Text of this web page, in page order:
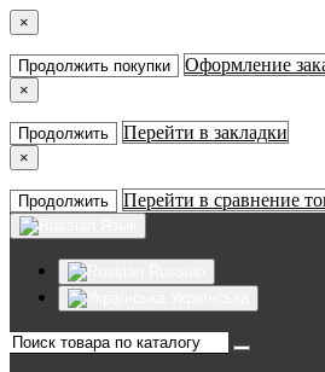
×
Продолжить покупки Оформление
×
Продолжить Перейти в закладки
×
Продолжить Перейти в сравнение